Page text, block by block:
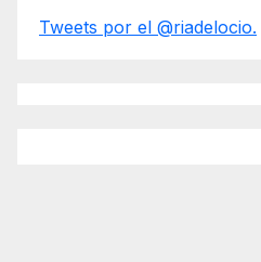
Tweets por el @riadelocio.